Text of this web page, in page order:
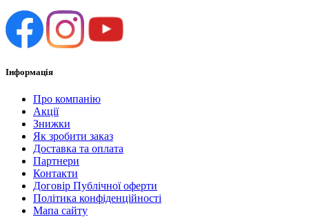
Інформація
Про компанію
Акції
Знижки
Як зробити заказ
Доставка та оплата
Партнери
Контакти
Договір Публічної оферти
Політика конфіденційності
Мапа сайту